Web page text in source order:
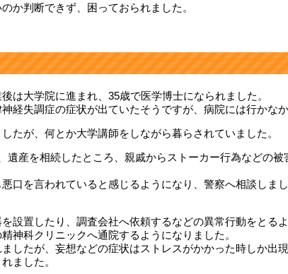
か判断できず、困っておられました。
は大学院に進まれ、35歳で医学博士になられました。
経失調症の症状が出ていたそうですが、病院には行かなか
たが、何とか大学講師をしながら暮らされていました。
遺産を相続したところ、親戚からストーカー行為などの
口を言われていると感じるようになり、警察へ相談しま
設置したり、調査会社へ依頼するなどの異常行動をとる
神科クリニックへ通院するようになりました。
したが、妄想などの症状はストレスがかかった時しか出
ました。